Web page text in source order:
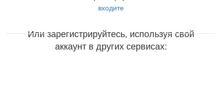
входите
Или зарегистрируйтесь, используя свой
аккаунт в других сервисах: